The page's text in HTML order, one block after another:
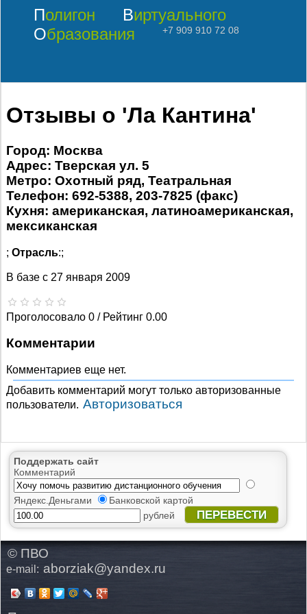
Полигон
Виртуального
Образования
+7 909 910 72 08
Отзывы о 'Ла Кантина'
Город: Москва
Адрес: Тверская ул. 5
Метро: Охотный ряд, Театральная
Телефон: 692-5388, 203-7825 (факс)
Кухня: американская, латиноамериканская,
мексиканская
; Отрасль:;
В базе с 27 января 2009
Проголосовало 0 / Рейтинг 0.00
Комментарии
Комментариев еще нет.
Добавить комментарий могут только авторизованные
пользователи. Авторизоваться
Поддержать сайт
Комментарий
Яндекс.Деньгами
Банковской картой
рублей
ПЕРЕВЕСТИ
© ПВО
e-mail: aborziak@yandex.ru